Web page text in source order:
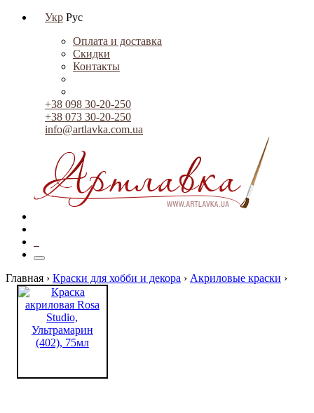
Укр Рус
Оплата и доставка
Скидки
Контакты
+38 098 30-20-250
+38 073 30-20-250
info@artlavka.com.ua
Главная › Краски для хобби и декора › Акриловые краски ›